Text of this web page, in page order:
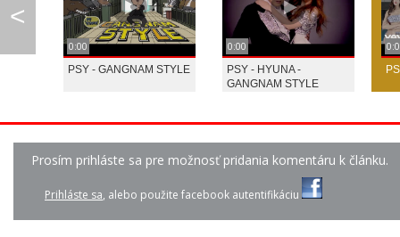
ADELE - SKYFALL
<
0:00
PSY - GANGNAM STYLE
0:00
PSY - HYUNA -
GANGNAM STYLE
Prosím prihláste sa pre možnosť pridania komentáru k článku.
Prihláste sa, alebo použite facebook autentifikáciu